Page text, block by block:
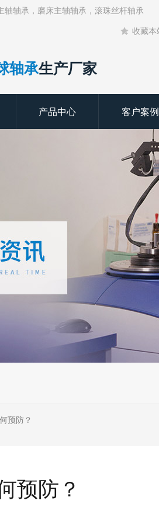
轴承，磨床主轴轴承，滚珠丝杆轴承
收藏本
轴承生产厂家
产品中心 客户案例
预防？
预防？